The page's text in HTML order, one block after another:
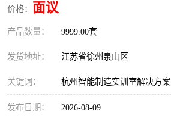
价格： 面议
产品数量： 9999.00套
发货地址： 江苏省徐州泉山区
关键词： 杭州智能制造实训室解决方案
发布日期： 2026-08-09